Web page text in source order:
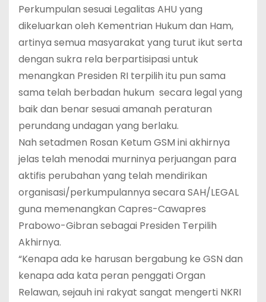
Perkumpulan sesuai Legalitas AHU yang
dikeluarkan oleh Kementrian Hukum dan Ham,
artinya semua masyarakat yang turut ikut serta
dengan sukra rela berpartisipasi untuk
menangkan Presiden RI terpilih itu pun sama
sama telah berbadan hukum secara legal yang
baik dan benar sesuai amanah peraturan
perundang undagan yang berlaku.
Nah setadmen Rosan Ketum GSM ini akhirnya
jelas telah menodai murninya perjuangan para
aktifis perubahan yang telah mendirikan
organisasi/perkumpulannya secara SAH/LEGAL
guna memenangkan Capres-Cawapres
Prabowo-Gibran sebagai Presiden Terpilih
Akhirnya.
“Kenapa ada ke harusan bergabung ke GSN dan
kenapa ada kata peran penggati Organ
Relawan, sejauh ini rakyat sangat mengerti NKRI